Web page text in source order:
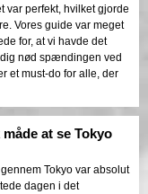
var perfekt, hvilket gjorde
Vores guide var meget
for, at vi havde det
nød spændingen ved
et must-do for alle, der
at se Tokyo
Tokyo var absolut
dagen i det